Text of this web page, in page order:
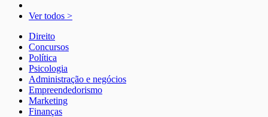
Ver todos >
Direito
Concursos
Política
Psicologia
Administração e negócios
Empreendedorismo
Marketing
Finanças